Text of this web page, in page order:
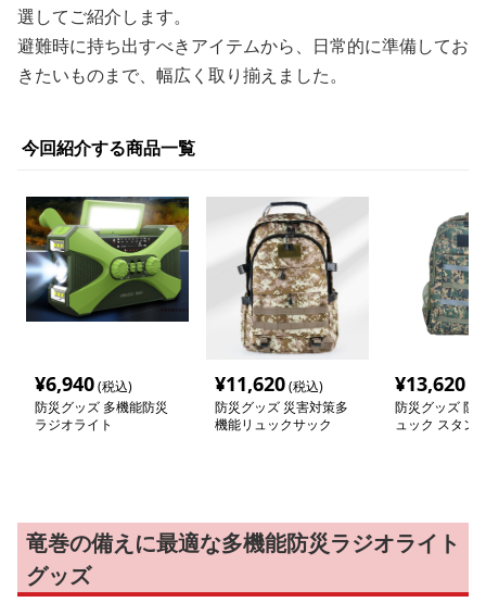
選してご紹介します。
避難時に持ち出すべきアイテムから、日常的に準備してお
きたいものまで、幅広く取り揃えました。
今回紹介する商品一覧
¥6,940(税込)
防災グッズ 多機能防災
ラジオライト
¥11,620(税込)
防災グッズ 災害対策多
機能リュックサック
¥13,620
防災グッズ 防
ュック スタン
竜巻の備えに最適な多機能防災ラジオライト
グッズ